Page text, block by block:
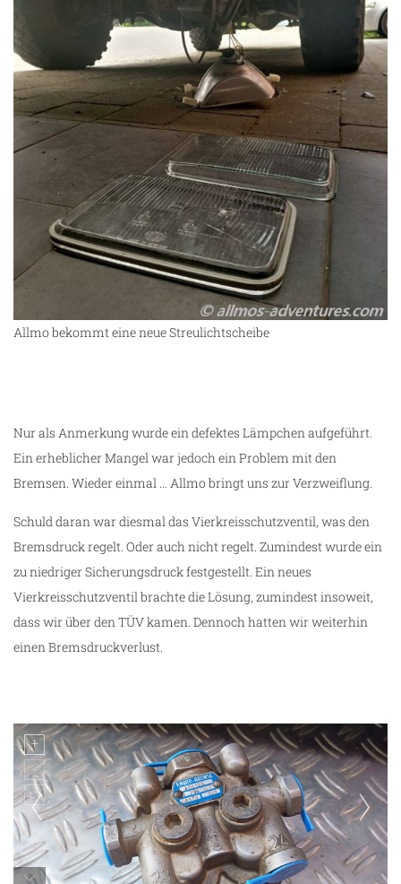
Allmo bekommt eine neue Streulichtscheibe
Nur als Anmerkung wurde ein defektes Lämpchen aufgeführt.
Ein erheblicher Mangel war jedoch ein Problem mit den
Bremsen. Wieder einmal … Allmo bringt uns zur Verzweiflung.
Schuld daran war diesmal das Vierkreisschutzventil, was den
Bremsdruck regelt. Oder auch nicht regelt. Zumindest wurde ein
zu niedriger Sicherungsdruck festgestellt. Ein neues
Vierkreisschutzventil brachte die Lösung, zumindest insoweit,
dass wir über den TÜV kamen. Dennoch hatten wir weiterhin
einen Bremsdruckverlust.